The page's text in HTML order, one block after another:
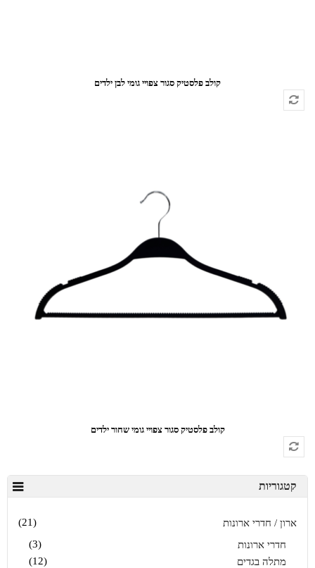
קולב פלסטיק סגור צפויי גומי לבן ילדים
קולב פלסטיק סגור צפויי גומי שחור ילדים
קטגוריות
ארון / חדרי ארונות
(21)
חדרי ארונות
(3)
מתלה בגדים
(12)